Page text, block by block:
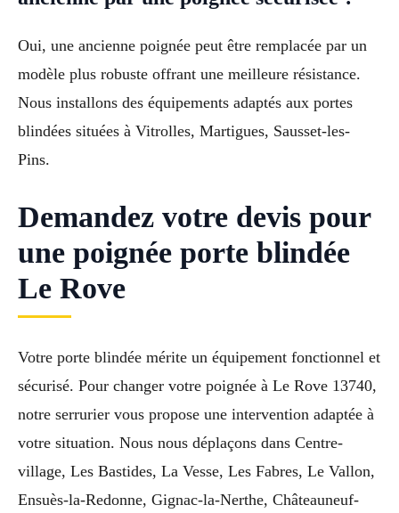
Oui, une ancienne poignée peut être remplacée par un
modèle plus robuste offrant une meilleure résistance.
Nous installons des équipements adaptés aux portes
blindées situées à Vitrolles, Martigues, Sausset-les-
Pins.
Demandez votre devis pour
une poignée porte blindée
Le Rove
Votre porte blindée mérite un équipement fonctionnel et
sécurisé. Pour changer votre poignée à Le Rove 13740,
notre serrurier vous propose une intervention adaptée à
votre situation. Nous nous déplaçons dans Centre-
village, Les Bastides, La Vesse, Les Fabres, Le Vallon,
Ensuès-la-Redonne, Gignac-la-Nerthe, Châteauneuf-